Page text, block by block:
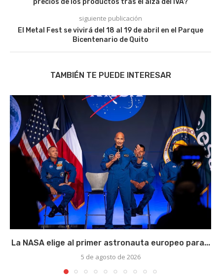
siguiente publicación
El Metal Fest se vivirá del 18 al 19 de abril en el Parque
Bicentenario de Quito
TAMBIÉN TE PUEDE INTERESAR
La NASA elige al primer astronauta europeo para...
5 de agosto de 2026